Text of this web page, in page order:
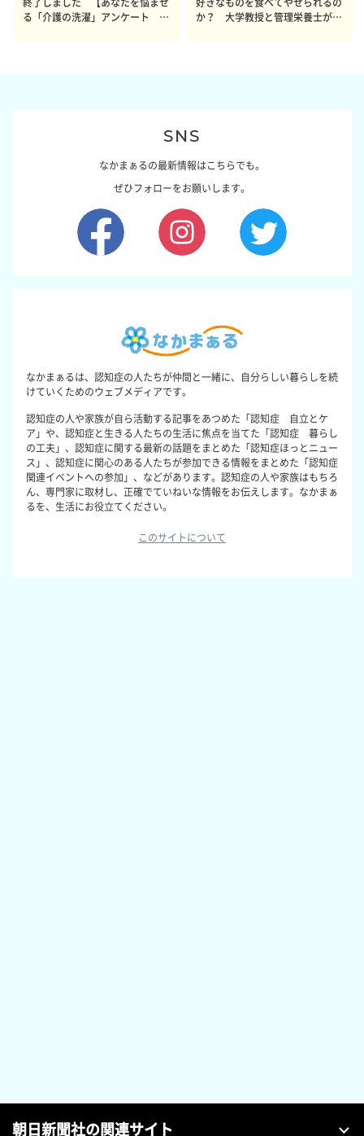
る「介護の洗濯」アンケート 体
か？ 大学教授と管理栄養士が出
SNS
なかまぁるの最新情報はこちらでも。
ぜひフォローをお願いします。
なかまぁるは、認知症の人たちが仲間と一緒に、自分らしい暮らしを続
けていくためのウェブメディアです。
認知症の人や家族が自ら活動する記事をあつめた「認知症 自立とケ
ア」や、認知症と生きる人たちの生活に焦点を当てた「認知症 暮らし
の工夫」、認知症に関する最新の話題をまとめた「認知症ほっとニュー
ス」、認知症に関心のある人たちが参加できる情報をまとめた「認知症
関連イベントへの参加」、などがあります。認知症の人や家族はもちろ
ん、専門家に取材し、正確でていねいな情報をお伝えします。なかまぁ
るを、生活にお役立てください。
このサイトについて
朝日新聞社の関連サイト